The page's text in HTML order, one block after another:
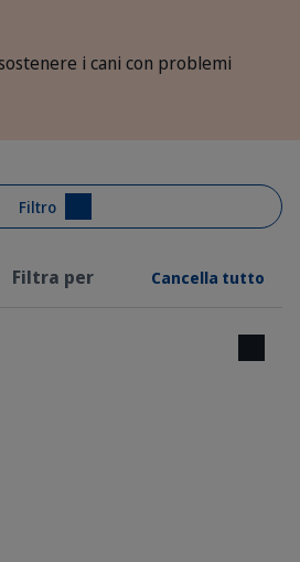
i cani con problemi
Filtro
Filtra per Cancella tutto